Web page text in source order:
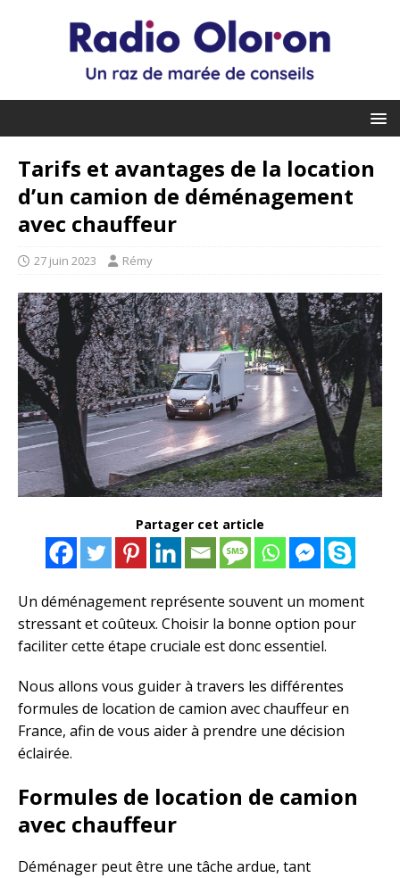
Tarifs et avantages de la location
d’un camion de déménagement
avec chauffeur
27 juin 2023 Rémy
Partager cet article
Un déménagement représente souvent un moment
stressant et coûteux. Choisir la bonne option pour
faciliter cette étape cruciale est donc essentiel.
Nous allons vous guider à travers les différentes
formules de location de camion avec chauffeur en
France, afin de vous aider à prendre une décision
éclairée.
Formules de location de camion
avec chauffeur
Déménager peut être une tâche ardue, tant